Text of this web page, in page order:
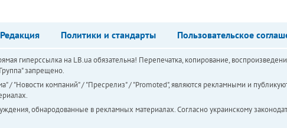
Редакция Политики и стандарты Пользовательское
гиперссылка на LB.ua обязательна! Перепечатка, копирование,
запрещено.
/ "Новости компаний" / "Пресрелиз" / "Promoted", являются рекламными и
обнародованные в рекламных материалах. Согласно украинскому